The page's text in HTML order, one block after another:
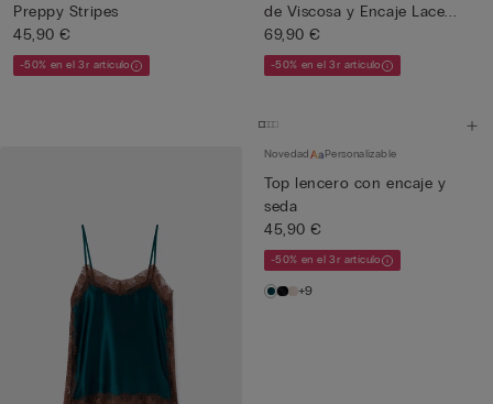
Preppy Stripes
45,90 €
-50% en el 3r artículo
de Viscosa y Encaje Lace...
69,90 €
-50% en el 3r artículo
Novedad Personalizable
Top lencero con encaje y
seda
45,90 €
-50% en el 3r artículo
+9